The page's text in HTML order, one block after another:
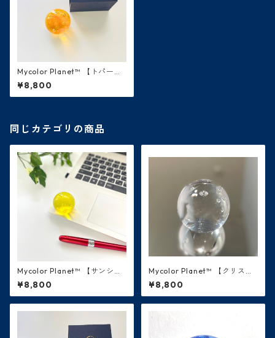
Mycolor Planet™ 【トパー
ズ・橙色】金星
¥8,800
同じカテゴリの商品
Mycolor Planet™ 【サンシャ
イン・黄色】太陽
¥8,800
Mycolor Planet™ 【クリスタ
ル・白】 月
¥8,800